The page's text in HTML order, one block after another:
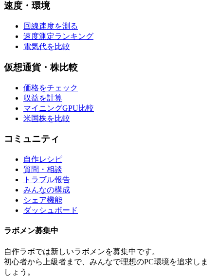
速度・環境
回線速度を測る
速度測定ランキング
電気代を比較
仮想通貨・株比較
価格をチェック
収益を計算
マイニングGPU比較
米国株を比較
コミュニティ
自作レシピ
質問・相談
トラブル報告
みんなの構成
シェア機能
ダッシュボード
ラボメン募集中
自作ラボでは新しいラボメンを募集中です。
初心者から上級者まで、みんなで理想のPC環境を追求しま
しょう。